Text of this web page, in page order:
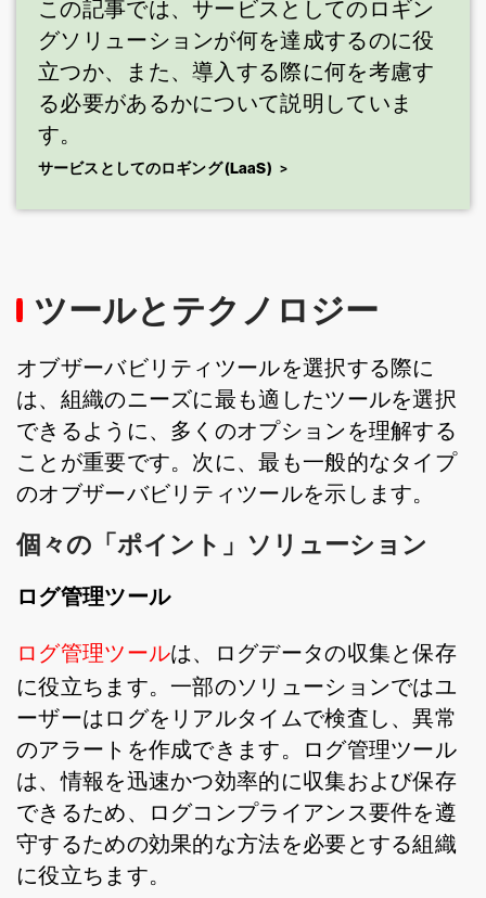
この記事では、サービスとしてのロギン
グソリューションが何を達成するのに役
立つか、また、導入する際に何を考慮す
る必要があるかについて説明していま
す。
サービスとしてのロギング (LaaS)
ツールとテクノロジー
オブザーバビリティツールを選択する際に
は、組織のニーズに最も適したツールを選択
できるように、多くのオプションを理解する
ことが重要です。次に、最も一般的なタイプ
のオブザーバビリティツールを示します。
個々の「ポイント」ソリューション
ログ管理ツール
ログ管理ツールは、ログデータの収集と保存
に役立ちます。一部のソリューションではユ
ーザーはログをリアルタイムで検査し、異常
のアラートを作成できます。ログ管理ツール
は、情報を迅速かつ効率的に収集および保存
できるため、ログコンプライアンス要件を遵
守するための効果的な方法を必要とする組織
に役立ちます。